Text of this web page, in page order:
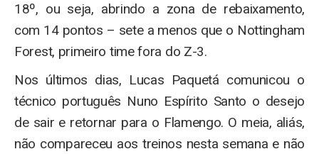
18º, ou seja, abrindo a zona de rebaixamento,
com 14 pontos – sete a menos que o Nottingham
Forest, primeiro time fora do Z-3.
Nos últimos dias, Lucas Paquetá comunicou o
técnico português Nuno Espírito Santo o desejo
de sair e retornar para o Flamengo. O meia, aliás,
não compareceu aos treinos nesta semana e não